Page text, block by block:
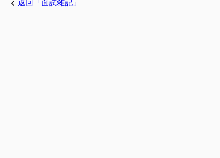
keyboard_arrow_left 返回「面試雜記」